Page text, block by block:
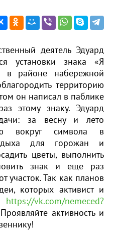
деятель Эдуард
установки знака «Я
в районе набережной
территорию
он написал в паблике
этому знаку. Эдуард
за весну и лето
вокруг символа в
для горожан и
цветы, выполнить
знак и еще раз
участок. Так как планов
которых активист и
https://vk.com/nemeced?
активность и